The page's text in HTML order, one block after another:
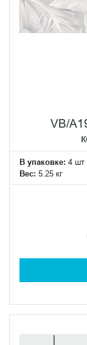
VB/
В упаковке: 4 шт
Вес: 5.25 кг